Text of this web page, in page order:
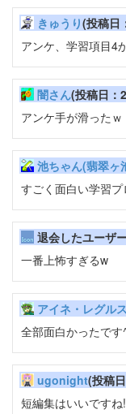
きゅうり(投稿日
アンケ、学習項目4
闇さん(投稿日：
アンケ手が滑ったｗ
池ちゃん(翡翠ヶ
すごく面白い学習
退会したユーザ
一番上怖すぎるw
アイネ・レグルス
全部面白かったです
ugonight(投稿
短編集はいいです